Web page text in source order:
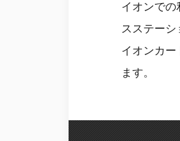
イオンで
スステーシ
イオンカ
ます。